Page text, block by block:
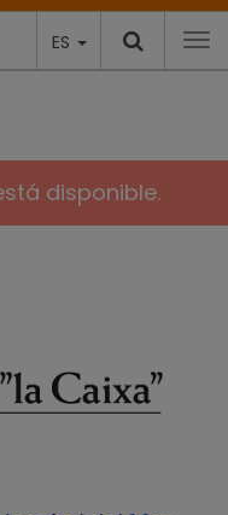
ES
disponible.